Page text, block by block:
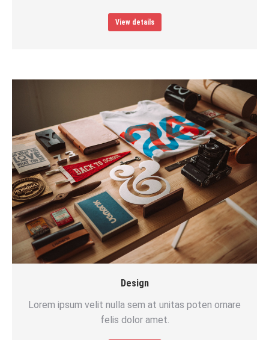
View details
Design
Lorem ipsum velit nulla sem at unitas poten ornare
felis dolor amet.